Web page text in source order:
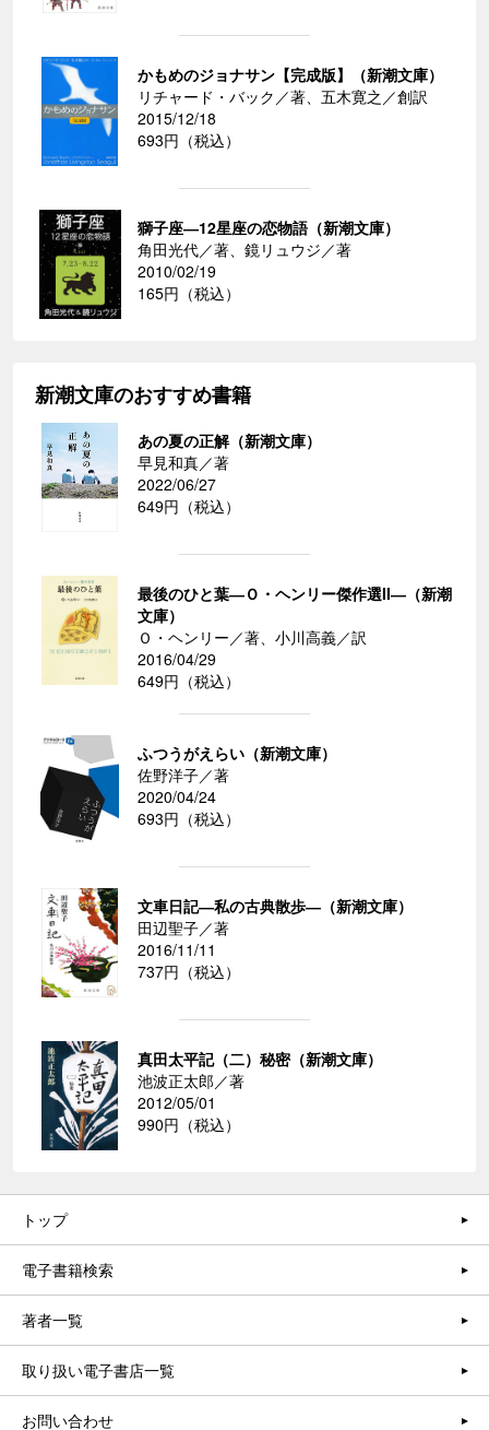
かもめのジョナサン【完成版】（新潮文庫）
リチャード・バック／著、五木寛之／創訳
2015/12/18
693円（税込）
獅子座―12星座の恋物語（新潮文庫）
角田光代／著、鏡リュウジ／著
2010/02/19
165円（税込）
新潮文庫のおすすめ書籍
あの夏の正解（新潮文庫）
早見和真／著
2022/06/27
649円（税込）
最後のひと葉―Ｏ・ヘンリー傑作選II―（新潮
文庫）
Ｏ・ヘンリー／著、小川高義／訳
2016/04/29
649円（税込）
ふつうがえらい（新潮文庫）
佐野洋子／著
2020/04/24
693円（税込）
文車日記―私の古典散歩―（新潮文庫）
田辺聖子／著
2016/11/11
737円（税込）
真田太平記（二）秘密（新潮文庫）
池波正太郎／著
2012/05/01
990円（税込）
トップ
電子書籍検索
著者一覧
取り扱い電子書店一覧
お問い合わせ